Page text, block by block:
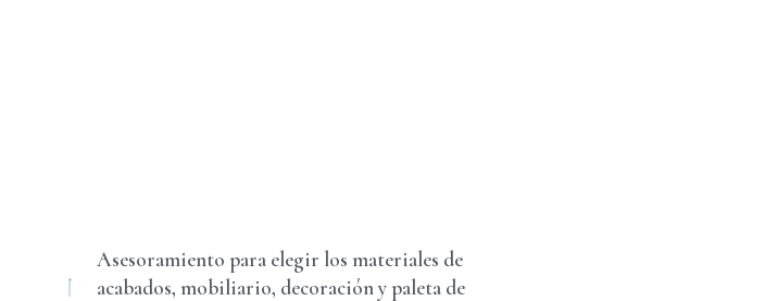
Asesoramiento para elegir los materiales de
acabados, mobiliario, decoración y paleta de